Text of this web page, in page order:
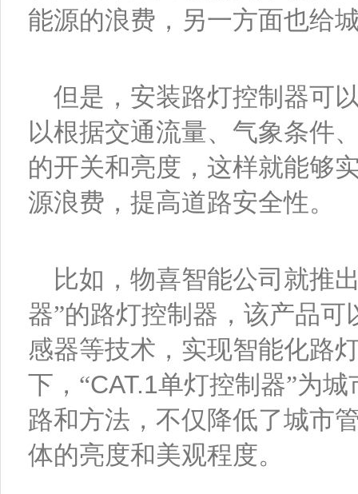
能源的浪费，另一方面也给
但是，安装路灯控制器可
以根据交通流量、气象条件
的开关和亮度，这样就能够
源浪费，提高道路安全性。
比如，物喜智能公司就推
器”的路灯控制器，该产品
感器等技术，实现智能化路
下，“CAT.1单灯控制器”为
路和方法，不仅降低了城市
体的亮度和美观程度。